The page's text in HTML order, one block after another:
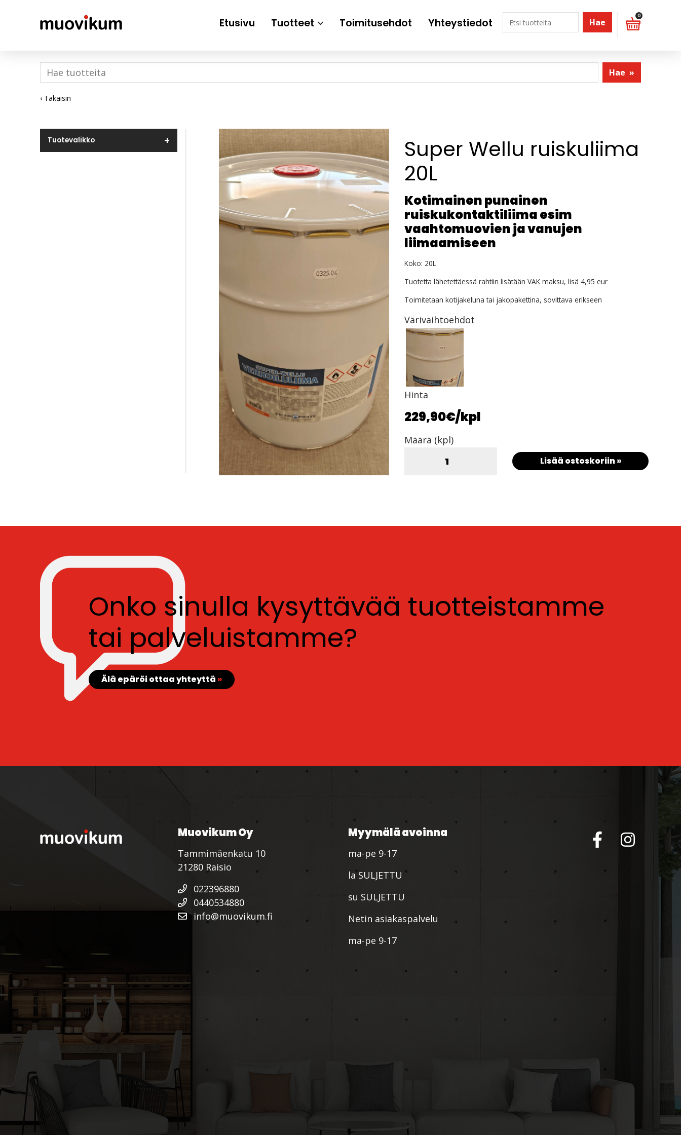
Etusivu Tuotteet Toimitusehdot Yhteystiedot Hae
0
Hae »
‹ Takaisin
Tuotevalikko
Super Wellu ruiskuliima
20L
Kotimainen punainen
ruiskukontaktiliima esim
vaahtomuovien ja vanujen
liimaamiseen
Koko: 20L
Tuotetta lähetettäessä rahtiin lisätään VAK maksu, lisä 4,95 eur
Toimitetaan kotijakeluna tai jakopakettina, sovittava erikseen
Värivaihtoehdot
Hinta
229,90€/kpl
Määrä (kpl)
Lisää ostoskoriin »
Onko sinulla kysyttävää tuotteistamme
tai palveluistamme?
Älä epäröi ottaa yhteyttä »
Muovikum Oy
Tammimäenkatu 10
21280 Raisio
022396880
0440534880
info@muovikum.fi
Myymälä avoinna
ma-pe 9-17
la SULJETTU
su SULJETTU
Netin asiakaspalvelu
ma-pe 9-17